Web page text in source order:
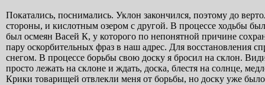
Покатались, поснимались. Уклон закончился, поэтому до
стороны, и кислотным озером с другой. В процессе ходьбы
был осмеян Васей К, у которого по непонятной причине
пару оскорбительных фраз в наш адрес. Для восстановления
снегом. В процессе борьбы свою доску я бросил на склон.
просто лежать на склоне и ждать, доска, блестя на солнце,
Крики товарищей отвлекли меня от борьбы, но доску уже было